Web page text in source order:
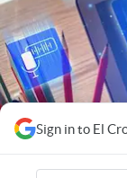
Sign in to El